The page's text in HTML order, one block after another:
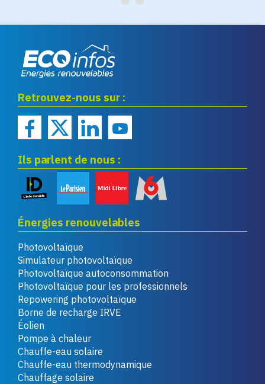
renouvelables
Retrouvez-nous sur :
Ils parlent de nous :
Énergies renouvelables
Photovoltaïque
Simulateur photovoltaïque
Photovoltaïque autoconsommation
Photovoltaïque pour les professionnels
Repowering photovoltaïque
Borne de recharge IRVE
Éolien
Pompe à chaleur
Chauffe-eau solaire
Chauffe-eau thermodynamique
Chauffage solaire